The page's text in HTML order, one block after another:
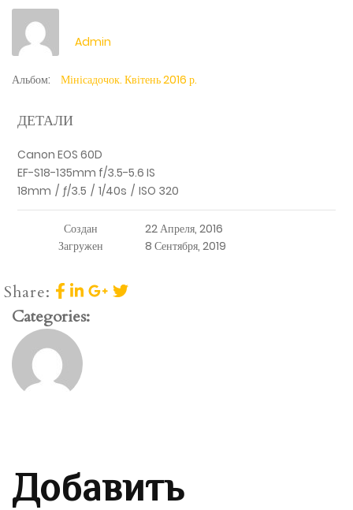
Admin
Альбом: Мінісадочок. Квітень 2016 р.
ДЕТАЛИ
Canon EOS 60D
EF-S18-135mm f/3.5-5.6 IS
18mm / ƒ/3.5 / 1/40s / ISO 320
Создан
22 Апреля, 2016
Загружен
8 Сентября, 2019
Share:
Categories:
Добавить